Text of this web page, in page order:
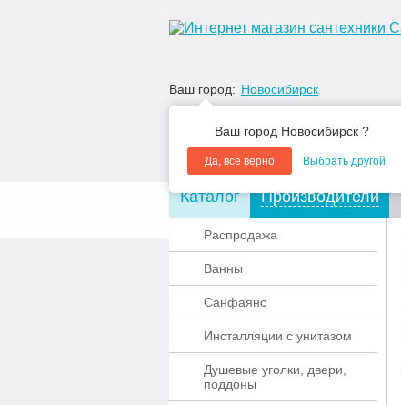
Ваш город: Новосибирск
Ваш город Новосибирск ?
Да, все верно Выбрать другой
О компании Акции
Каталог Производители
Распродажа
Ванны
Санфаянс
Инсталляции с унитазом
Душевые уголки, двери,
поддоны